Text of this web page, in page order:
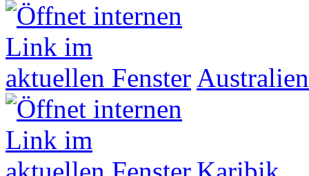
Australien